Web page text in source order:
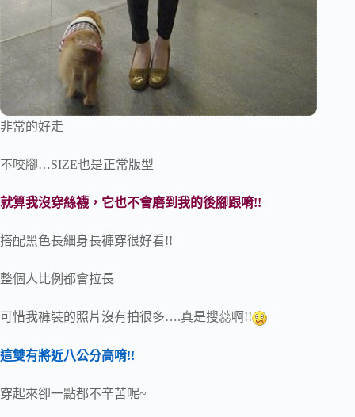
非常的好走
不咬腳…SIZE也是正常版型
就算我沒穿絲襪，它也不會磨到我的後腳跟唷!!
搭配黑色長細身長褲穿很好看!!
整個人比例都會拉長
可惜我褲裝的照片沒有拍很多….真是搜蕊啊!!
這雙有將近八公分高唷!!
穿起來卻一點都不辛苦呢~